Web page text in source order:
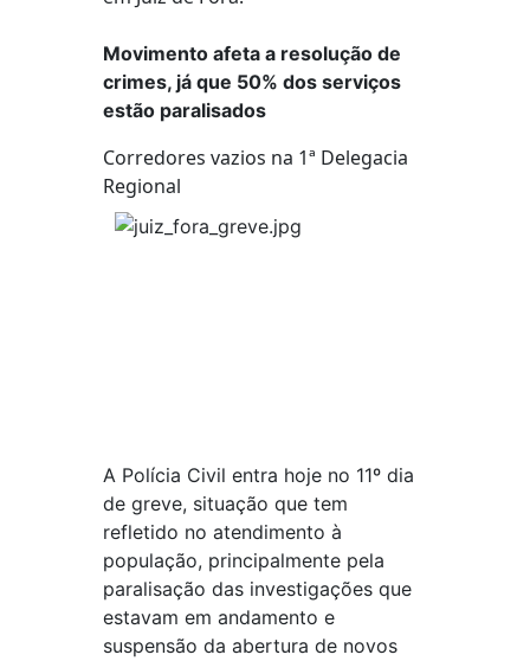
Movimento afeta a resolução de
crimes, já que 50% dos serviços
estão paralisados
Corredores vazios na 1ª Delegacia
Regional
A Polícia Civil entra hoje no 11º dia
de greve, situação que tem
refletido no atendimento à
população, principalmente pela
paralisação das investigações que
estavam em andamento e
suspensão da abertura de novos